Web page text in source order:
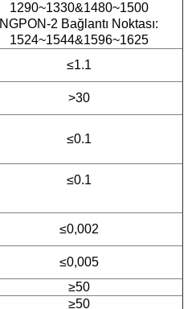
1290~1330&1480~1500
NGPON-2 Bağlantı Noktası:
1524~1544&1596~1625
≤1.1
>30
≤0.1
≤0.1
≤0,002
≤0,005
≥50
≥50